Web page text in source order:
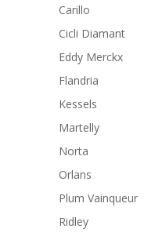
Carillo
Cicli Diamant
Eddy Merckx
Flandria
Kessels
Martelly
Norta
Orlans
Plum Vainqueur
Ridley